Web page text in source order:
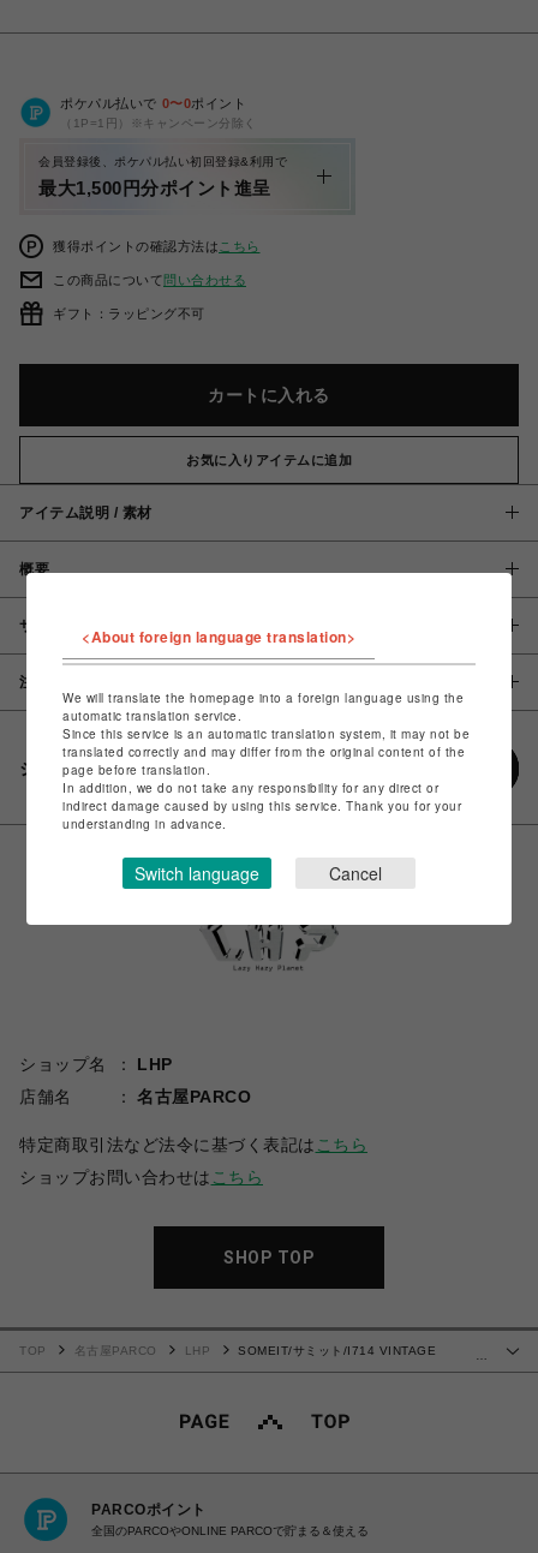
ポケパル払いで 0〜0ポイント
（1P=1円）※キャンペーン分除く
会員登録後、ポケパル払い初回登録&利用で
最大1,500円分ポイント進呈
獲得ポイントの確認方法は こちら
この商品について問い合わせる
ギフト：ラッピング不可
カートに入れる
お気に入りアイテムに追加
アイテム説明 / 素材
概要
サイズ
注意事項
シェアする
ショップ名
LHP
店舗名
名古屋PARCO
特定商取引法など法令に基づく表記は こちら
ショップお問い合わせは こちら
SHOP TOP
…
TOP 名古屋PARCO LHP
SOMEIT/サミット/I714 VINTAGE
PARCOポイント
全国のPARCOやONLINE PARCOで貯まる＆使える
<About foreign language translation>
We will translate the homepage into a foreign language using the
automatic translation service.
Since this service is an automatic translation system, it may not be
translated correctly and may differ from the original content of the
page before translation.
In addition, we do not take any responsibility for any direct or
indirect damage caused by using this service. Thank you for your
understanding in advance.
Switch language Cancel